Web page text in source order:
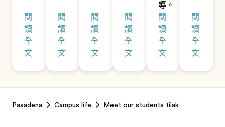
閱
讀
全
文
閱
讀
全
文
閱
讀
全
文
閱
讀
全
文
導。
閱
讀
全
文
閱
讀
全
文
Pasadena Campus life Meet our students tilak